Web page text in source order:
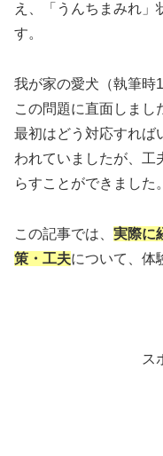
え、「うんちまみれ」
す。
我が家の愛犬（執筆時
この問題に直面しまし
最初はどう対応すれば
われていましたが、工
らすことができました。
この記事では、 実際に
策・工夫について、体
ス